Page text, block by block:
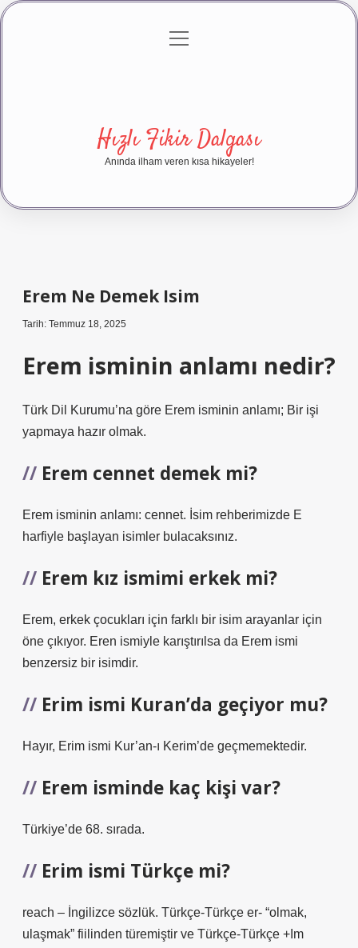
Gizlilik Politikası
menüyü
Hızlı Fikir Dalgası
Anında ilham veren kısa hikayeler!
Erem Ne Demek Isim
Tarih: Temmuz 18, 2025
Erem isminin anlamı nedir?
Türk Dil Kurumu’na göre Erem isminin anlamı; Bir işi
yapmaya hazır olmak.
Erem cennet demek mi?
Erem isminin anlamı: cennet. İsim rehberimizde E
harfiyle başlayan isimler bulacaksınız.
Erem kız ismimi erkek mi?
Erem, erkek çocukları için farklı bir isim arayanlar için
öne çıkıyor. Eren ismiyle karıştırılsa da Erem ismi
benzersiz bir isimdir.
Erim ismi Kuran’da geçiyor mu?
Hayır, Erim ismi Kur’an-ı Kerim’de geçmemektedir.
Erem isminde kaç kişi var?
Türkiye’de 68. sırada.
Erim ismi Türkçe mi?
reach – İngilizce sözlük. Türkçe-Türkçe er- “olmak,
ulaşmak” fiilinden türemiştir ve Türkçe-Türkçe +Im